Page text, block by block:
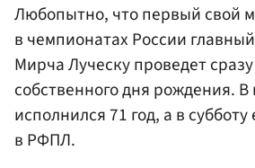
Любопытно, что первый свой
в чемпионатах России
Мирча Луческу проведет
собственного дня рождения.
исполнился 71 год, а в
в РФПЛ.